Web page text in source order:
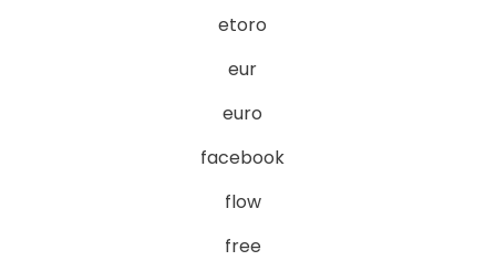
etoro
eur
euro
facebook
flow
free